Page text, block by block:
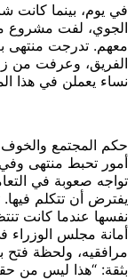
في يوم، بينما كانت
الجوي، لفت مشروع
معهم. تدرجت منتهى
الفريق، وعرفت من
نساء يعملن في هذا
حكم المجتمع والخوف
أمور تحبط منتهى
تواجه صعوبة في
يفترض أن تتكلم
نفسها عندما كانت
أمانة مجلس
مرافقيه، ولحظة
بثقة: “هذا ليس من